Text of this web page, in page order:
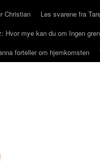
Christian Les svarene fra
Hvor mye kan du om Ingen
forteller om hjemkomsten